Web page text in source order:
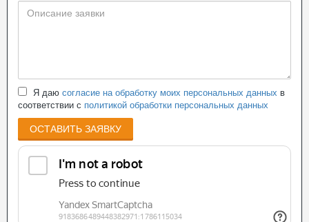
Я даю согласие на обработку моих персональных данных в
соответствии с политикой обработки персональных данных
ОСТАВИТЬ ЗАЯВКУ